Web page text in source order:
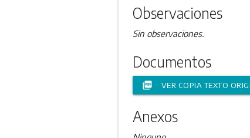
Observaciones
Sin observaciones.
Documentos
picture_as_pdf VER COPIA TEXTO
Anexos